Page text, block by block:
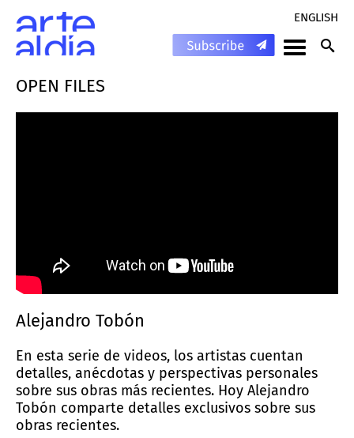
ENGLISH
OPEN FILES
Alejandro Tobón
En esta serie de videos, los artistas cuentan
detalles, anécdotas y perspectivas personales
sobre sus obras más recientes. Hoy Alejandro
Tobón comparte detalles exclusivos sobre sus
obras recientes.